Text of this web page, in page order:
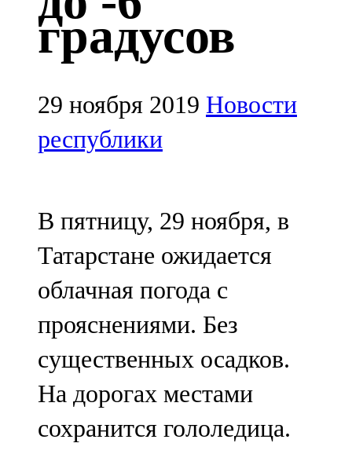
106,1 FM
Кама тамагы
71,51 FM
Кукмара
107,9 FM
102,1 FM
Мамадыш
106,2 FM
Минзәлә
107,3 FM
Мөслим
100,0 FM
градусов
29 ноября 2019 Новости
республики
В пятницу, 29 ноября, в
Татарстане ожидается
облачная погода с
прояснениями. Без
существенных осадков.
На дорогах местами
сохранится гололедица.